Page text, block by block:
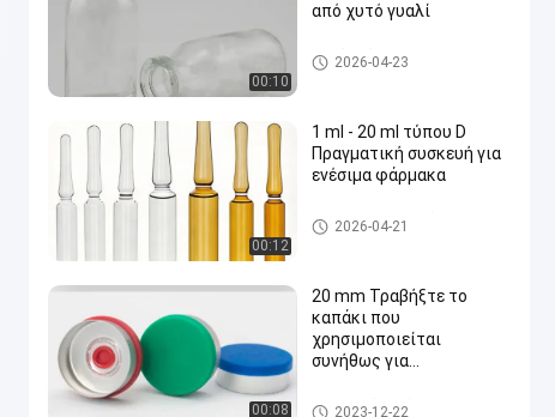
00:10
από χυτό γυαλί
Χυτό γυάλινο φιαλίδιο
2026-04-23
00:12
1 ml - 20 ml τύπου D
Πραγματική συσκευή για
ενέσιμα φάρμακα
φιαλλίδιο γυαλιού
2026-04-21
00:08
20 mm Τραβήξτε το
καπάκι που
χρησιμοποιείται
συνήθως για
σε διάφορες βιομηχανίες
Πλαστικό καπάκι αλουμινίου
2023-12-22